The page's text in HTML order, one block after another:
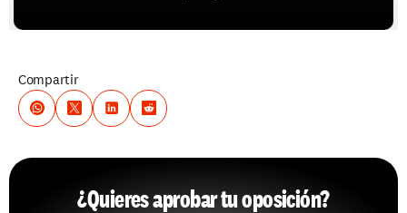
Compartir
¿Quieres aprobar tu oposición?